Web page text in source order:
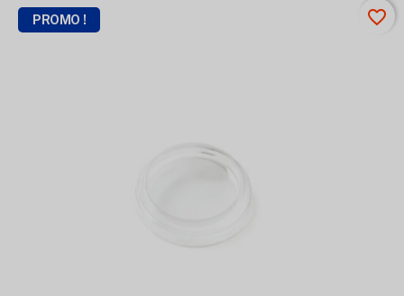
PROMO ! favorite_border